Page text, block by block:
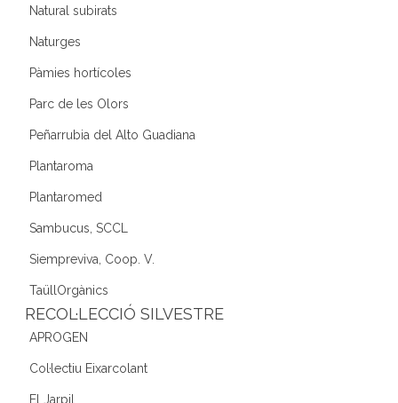
Natural subirats
Naturges
Pàmies hortícoles
Parc de les Olors
Peñarrubia del Alto Guadiana
Plantaroma
Plantaromed
Sambucus, SCCL
Siempreviva, Coop. V.
TaüllOrgànics
RECOL·LECCIÓ SILVESTRE
APROGEN
Col·lectiu Eixarcolant
El Jarpil